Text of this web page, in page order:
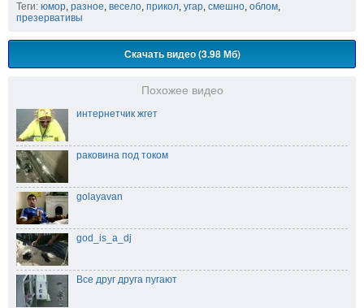
Теги: юмор, разное, весело, прикол, угар, смешно, облом,
презервативы
Скачать видео (3.98 Мб)
Похожее видео
интернетчик жгет
раковина под током
golayavan
god_is_a_dj
Все друг друга пугают